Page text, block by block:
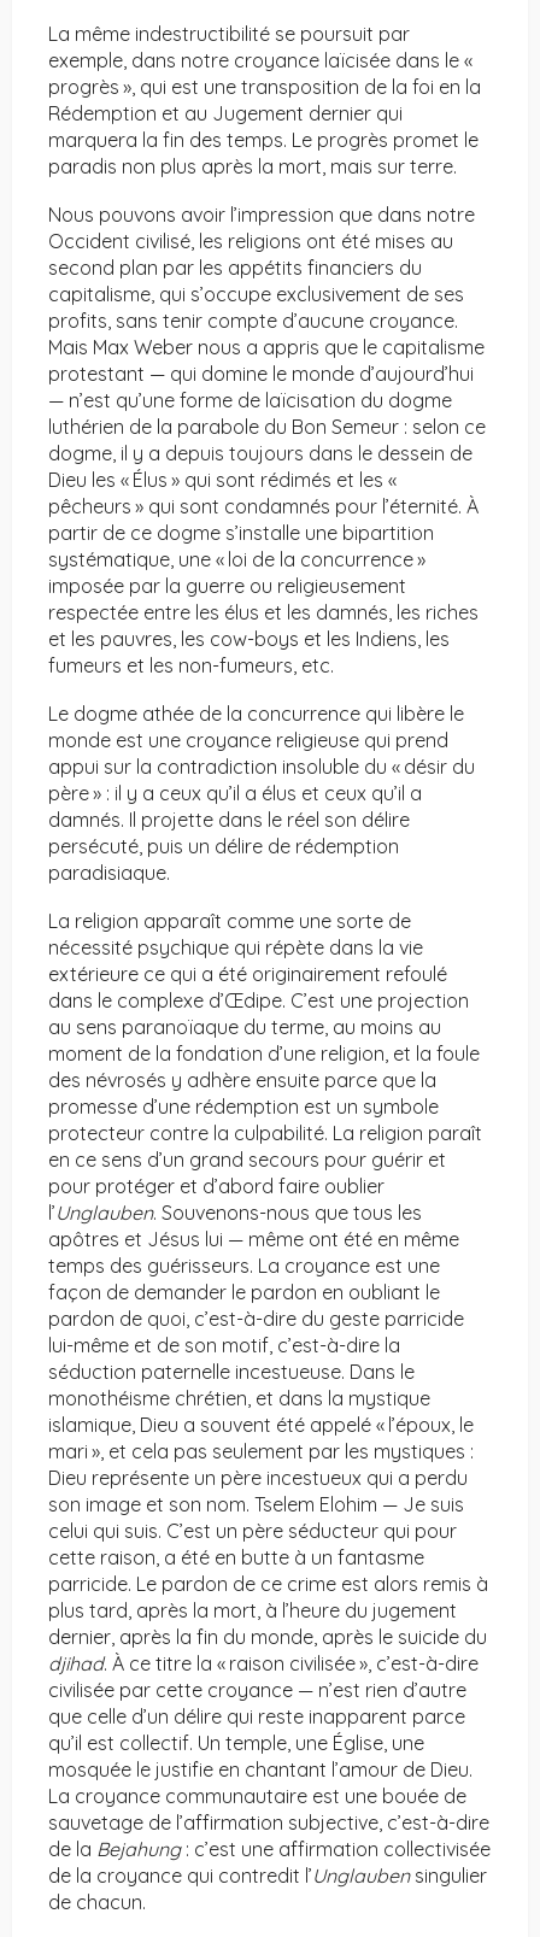
La même indestructibilité se poursuit par
exemple, dans notre croyance laïcisée dans le «
progrès », qui est une transposition de la foi en la
Rédemption et au Jugement dernier qui
marquera la fin des temps. Le progrès promet le
paradis non plus après la mort, mais sur terre.
Nous pouvons avoir l’impression que dans notre
Occident civilisé, les religions ont été mises au
second plan par les appétits financiers du
capitalisme, qui s’occupe exclusivement de ses
profits, sans tenir compte d’aucune croyance.
Mais Max Weber nous a appris que le capitalisme
protestant — qui domine le monde d’aujourd’hui
— n’est qu’une forme de laïcisation du dogme
luthérien de la parabole du Bon Semeur : selon ce
dogme, il y a depuis toujours dans le dessein de
Dieu les « Élus » qui sont rédimés et les «
pêcheurs » qui sont condamnés pour l’éternité. À
partir de ce dogme s’installe une bipartition
systématique, une « loi de la concurrence »
imposée par la guerre ou religieusement
respectée entre les élus et les damnés, les riches
et les pauvres, les cow-boys et les Indiens, les
fumeurs et les non-fumeurs, etc.
Le dogme athée de la concurrence qui libère le
monde est une croyance religieuse qui prend
appui sur la contradiction insoluble du « désir du
père » : il y a ceux qu’il a élus et ceux qu’il a
damnés. Il projette dans le réel son délire
persécuté, puis un délire de rédemption
paradisiaque.
La religion apparaît comme une sorte de
nécessité psychique qui répète dans la vie
extérieure ce qui a été originairement refoulé
dans le complexe d’Œdipe. C’est une projection
au sens paranoïaque du terme, au moins au
moment de la fondation d’une religion, et la foule
des névrosés y adhère ensuite parce que la
promesse d’une rédemption est un symbole
protecteur contre la culpabilité. La religion paraît
en ce sens d’un grand secours pour guérir et
pour protéger et d’abord faire oublier
l’Unglauben. Souvenons-nous que tous les
apôtres et Jésus lui — même ont été en même
temps des guérisseurs. La croyance est une
façon de demander le pardon en oubliant le
pardon de quoi, c’est-à-dire du geste parricide
lui-même et de son motif, c’est-à-dire la
séduction paternelle incestueuse. Dans le
monothéisme chrétien, et dans la mystique
islamique, Dieu a souvent été appelé « l’époux, le
mari », et cela pas seulement par les mystiques :
Dieu représente un père incestueux qui a perdu
son image et son nom. Tselem Elohim — Je suis
celui qui suis. C’est un père séducteur qui pour
cette raison, a été en butte à un fantasme
parricide. Le pardon de ce crime est alors remis à
plus tard, après la mort, à l’heure du jugement
dernier, après la fin du monde, après le suicide du
djihad. À ce titre la « raison civilisée », c’est-à-dire
civilisée par cette croyance — n’est rien d’autre
que celle d’un délire qui reste inapparent parce
qu’il est collectif. Un temple, une Église, une
mosquée le justifie en chantant l’amour de Dieu.
La croyance communautaire est une bouée de
sauvetage de l’affirmation subjective, c’est-à-dire
de la Bejahung : c’est une affirmation collectivisée
de la croyance qui contredit l’Unglauben singulier
de chacun.